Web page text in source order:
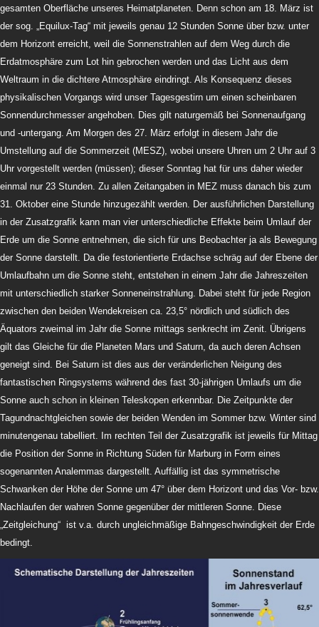
gesamten Oberfläche unseres Heimatplaneten. Denn schon am 18. März ist
der sog. „Equilux-Tag“ mit jeweils genau 12 Stunden Sonne über bzw. unter
dem Horizont erreicht, weil die Sonnenstrahlen auf dem Weg durch die
Erdatmosphäre zum Lot hin gebrochen werden und das Licht aus dem
Weltraum in die dichtere Atmosphäre eindringt. Als Konsequenz dieses
physikalischen Vorgangs wird unser Tagesgestirn um einen scheinbaren
Sonnendurchmesser angehoben. Dies gilt naturgemäß bei Sonnenaufgang
und -untergang. Am Morgen des 27. März erfolgt in diesem Jahr die
Umstellung auf die Sommerzeit (MESZ), wobei unsere Uhren um 2 Uhr auf 3
Uhr vorgestellt werden (müssen); dieser Sonntag hat für uns daher wieder
einmal nur 23 Stunden. Zu allen Zeitangaben in MEZ muss danach bis zum
31. Oktober eine Stunde hinzugezählt werden. Der ausführlichen Darstellung
in der Zusatzgrafik kann man vier unterschiedliche Effekte beim Umlauf der
Erde um die Sonne entnehmen, die sich für uns Beobachter ja als Bewegung
der Sonne darstellt. Da die festorientierte Erdachse schräg auf der Ebene der
Umlaufbahn um die Sonne steht, entstehen in einem Jahr die Jahreszeiten
mit unterschiedlich starker Sonneneinstrahlung. Dabei steht für jede Region
zwischen den beiden Wendekreisen ca. 23,5° nördlich und südlich des
Äquators zweimal im Jahr die Sonne mittags senkrecht im Zenit. Übrigens
gilt das Gleiche für die Planeten Mars und Saturn, da auch deren Achsen
geneigt sind. Bei Saturn ist dies aus der veränderlichen Neigung des
fantastischen Ringsystems während des fast 30-jährigen Umlaufs um die
Sonne auch schon in kleinen Teleskopen erkennbar. Die Zeitpunkte der
Tagundnachtgleichen sowie der beiden Wenden im Sommer bzw. Winter sind
minutengenau tabelliert. Im rechten Teil der Zusatzgrafik ist jeweils für Mittag
die Position der Sonne in Richtung Süden für Marburg in Form eines
sogenannten Analemmas dargestellt. Auffällig ist das symmetrische
Schwanken der Höhe der Sonne um 47° über dem Horizont und das Vor- bzw.
Nachlaufen der wahren Sonne gegenüber der mittleren Sonne. Diese
„Zeitgleichung“ ist v.a. durch ungleichmäßige Bahngeschwindigkeit der Erde
bedingt.